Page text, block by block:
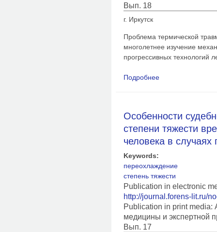
Вып. 18
г. Иркутск
Проблема термической
многолетнее изучение
прогрессивных технологий
Подробнее
Особенности
степени тяжести
человека в случаях
Keywords:
переохлаждение
степень тяжести
Publication in electronic
http://journal.forens-lit.ru/
Publication in print media:
медицины и экспертной
Вып. 17